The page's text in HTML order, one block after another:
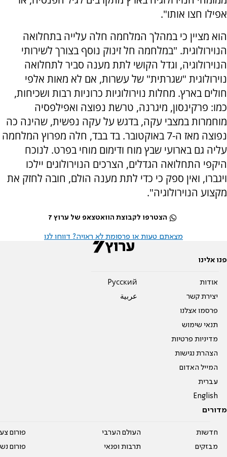
אפילו חצו אותו".
הוא מציין כי במהלך המלחמה חלה עלייה בתחלואה
הנוירולוגית. "במלחמה חל זינוק נוסף בצורך לשירותי
הנוירולוגיה, וגדל הקושי לתת מענה סביר לתחלואה
נוירולוגית "שגרתית" של עשרות, אם לא מאות אלפי
חולים בארץ. מחלות נוירולוגיות כרוניות רבות ושכיחות,
כמו: פרקינסון, מיגרנה, טרשת נפוצה ואפילפסיה
מוחמרות במצבי עקה, בדגש על עקה נפשית, שהינה כה
נפוצה מאז ה-7 באוקטובר. בד בבד, חלה מפרוץ המלחמה
עליה גם בארועי שבץ מוח ודימום מוחי בפרט. לנוכח
היקפי התחלואה הגדלים, הצרכים הנוירולוגים יילכו
ויגברו, ואין ספק כי כדי לתת מענה הולם, חובה לחזק את
מקצוע הנוירולוגיה".
הצטרפו לקבוצת הוואטצאפ של ערוץ 7
מצאתם טעות או פרסומת לא ראויה? דווחו לנו
פנו אלינו
אודות
יצירת קשר
פרסמו אצלנו
תנאי שימוש
מדיניות פרטיות
הצהרת נגישות
המייל האדום
עברית
English
Pусский
عربية
מדורים
חדשות
מבזקים
העולם הערבי
תרבות ופנאי
פורום
פורום